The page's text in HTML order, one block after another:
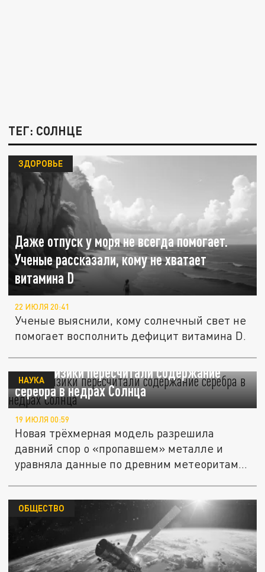
ТЕГ: СОЛНЦЕ
Даже отпуск у моря не всегда помогает.
Ученые рассказали, кому не хватает
витамина D
ЗДОРОВЬЕ
22 ИЮЛЯ 20:41
Ученые выяснили, кому солнечный свет не
помогает восполнить дефицит витамина D.
Астрофизики пересчитали содержание
серебра в недрах Солнца
НАУКА
19 ИЮЛЯ 00:59
Новая трёхмерная модель разрешила
давний спор о «пропавшем» металле и
уравняла данные по древним метеоритам
ОБЩЕСТВО